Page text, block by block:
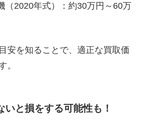
（2020年式）：約30万円～60万
安を知ることで、適正な買取価
。
いと損をする可能性も！